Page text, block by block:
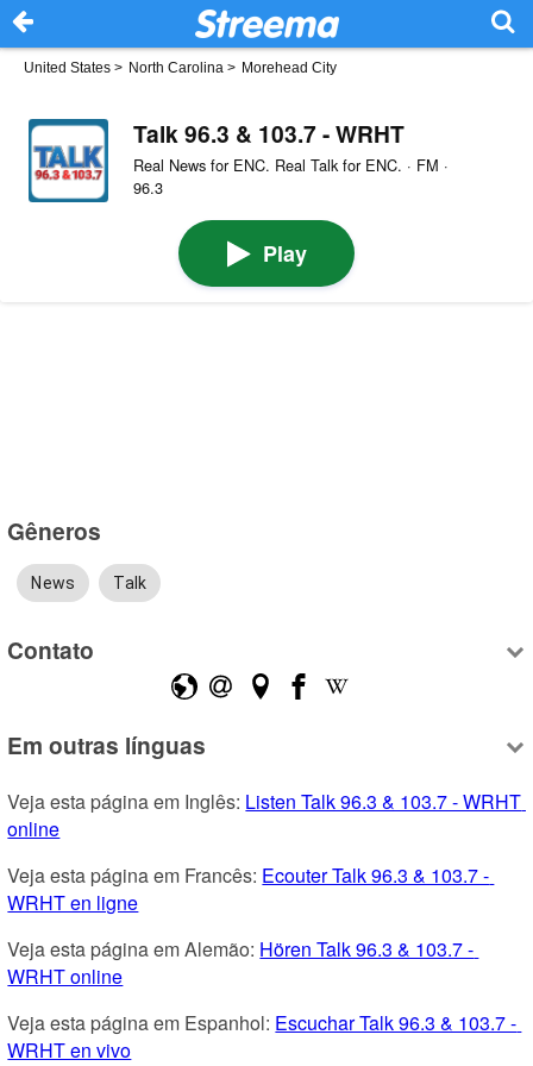
United States > North Carolina > Morehead City
Talk 96.3 & 103.7 - WRHT
Real News for ENC. Real Talk for ENC. · FM ·
96.3
Play
Gêneros
News Talk
Contato
Em outras línguas
Veja esta página em Inglês: Listen Talk 96.3 & 103.7 - WRHT
online
Veja esta página em Francês: Ecouter Talk 96.3 & 103.7 -
WRHT en ligne
Veja esta página em Alemão: Hören Talk 96.3 & 103.7 -
WRHT online
Veja esta página em Espanhol: Escuchar Talk 96.3 & 103.7 -
WRHT en vivo